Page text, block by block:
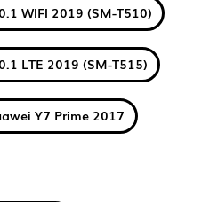
WIFI 2019 (SM-T510)
LTE 2019 (SM-T515)
Y7 Prime 2017